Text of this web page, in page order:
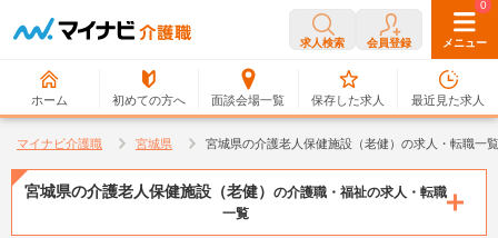
求人検索 会員登録 メニュー
ホーム 初めての方へ 面談会場一覧
0
保存した求人
0
最近見た求人
マイナビ介護職 宮城県 宮城県の介護老人保健施設（老健）の求人・転職一覧
宮城県の介護老人保健施設（老健） の介護職・福祉の求人・転職
一覧